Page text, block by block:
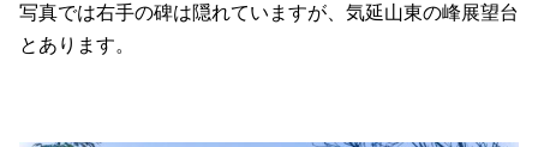
写真では右手の碑は隠れていますが、気延山東の峰展望台
とあります。